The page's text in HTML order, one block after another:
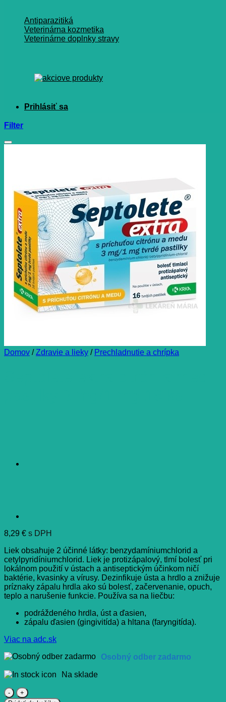
Antiparazitiká
Veterinárna kozmetika
Veterinárne doplnky stravy
Filter
Domov / Zdravie a lieky / Prechladnutie a chrípka
8,29 € s DPH
Liek obsahuje 2 účinné látky: benzydamíniumchlorid a
cetylpyridíniumchlorid. Liek je protizápalový, tlmí bolesť pri
lokálnom použití v ústach a antiseptickým účinkom ničí
baktérie, kvasinky a vírusy. Dezinfikuje ústa a hrdlo a znižuje
príznaky zápalu hrdla ako sú bolesť, začervenanie, opuch,
teplo a narušenie funkcie. Používa sa na liečbu:
podráždeného hrdla, úst a ďasien,
zápalu ďasien (gingivitída) a hltana (faryngitída).
Viac na adc.sk
Osobný odber zadarmo
Na sklade
množstvo
Septolete